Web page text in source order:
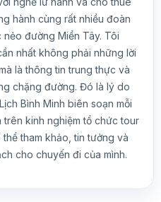
hành cùng rất nhiều đoàn
đường Miền Tây. Tôi
nhất không phải những lời
là thông tin trung thực và
chặng đường. Đó là lý do
Bình Minh biên soạn mỗi
kinh nghiệm tổ chức tour
tham khảo, tin tưởng và
cho chuyến đi của mình.